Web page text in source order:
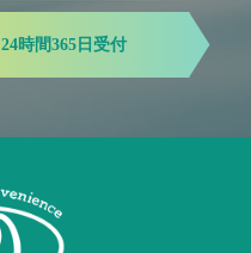
24時間365日受付